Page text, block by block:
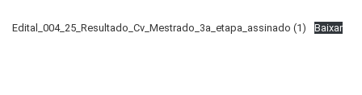
Edital_004_25_Resultado_Cv_Mestrado_3a_etapa_assinado (1) Baixar